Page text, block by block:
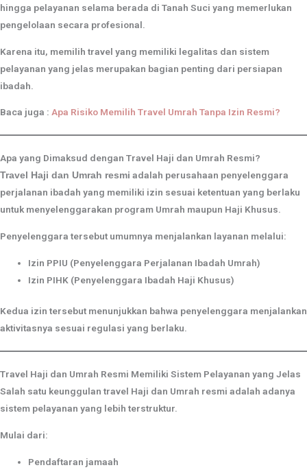
hingga pelayanan selama berada di Tanah Suci yang memerlukan
pengelolaan secara profesional.
Karena itu, memilih travel yang memiliki legalitas dan sistem
pelayanan yang jelas merupakan bagian penting dari persiapan
ibadah.
Baca juga : Apa Risiko Memilih Travel Umrah Tanpa Izin Resmi?
Apa yang Dimaksud dengan Travel Haji dan Umrah Resmi?
Travel Haji dan Umrah resmi adalah perusahaan penyelenggara
perjalanan ibadah yang memiliki izin sesuai ketentuan yang berlaku
untuk menyelenggarakan program Umrah maupun Haji Khusus.
Penyelenggara tersebut umumnya menjalankan layanan melalui:
Izin PPIU (Penyelenggara Perjalanan Ibadah Umrah)
Izin PIHK (Penyelenggara Ibadah Haji Khusus)
Kedua izin tersebut menunjukkan bahwa penyelenggara menjalankan
aktivitasnya sesuai regulasi yang berlaku.
Travel Haji dan Umrah Resmi Memiliki Sistem Pelayanan yang Jelas
Salah satu keunggulan travel Haji dan Umrah resmi adalah adanya
sistem pelayanan yang lebih terstruktur.
Mulai dari:
Pendaftaran jamaah